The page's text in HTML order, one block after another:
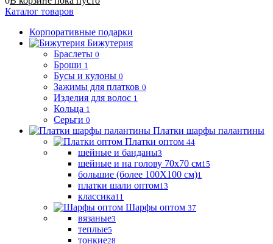
Каталог товаров
Корпоративные подарки
Бижутерия
Браслеты 0
Броши 1
Бусы и кулоны 0
Зажимы для платков 0
Изделия для волос 1
Кольца 1
Серьги 0
Платки шарфы палантины
Платки оптом 44
шейные и банданы3
шейные и на голову 70х70 см15
большие (более 100Х100 см)1
платки шали оптом13
классика11
Шарфы оптом 37
вязаные3
теплые5
тонкие28